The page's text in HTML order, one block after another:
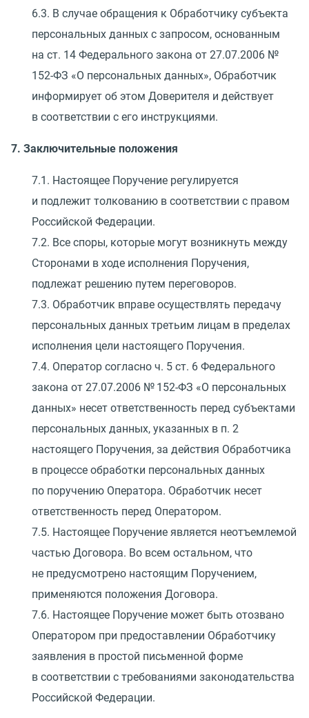
6.3. В случае обращения к Обработчику субъекта
персональных данных с запросом, основанным
на ст. 14 Федерального закона от 27.07.2006 №
152-ФЗ «О персональных данных», Обработчик
информирует об этом Доверителя и действует
в соответствии с его инструкциями.
7. Заключительные положения
7.1. Настоящее Поручение регулируется
и подлежит толкованию в соответствии с правом
Российской Федерации.
7.2. Все споры, которые могут возникнуть между
Сторонами в ходе исполнения Поручения,
подлежат решению путем переговоров.
7.3. Обработчик вправе осуществлять передачу
персональных данных третьим лицам в пределах
исполнения цели настоящего Поручения.
7.4. Оператор согласно ч. 5 ст. 6 Федерального
закона от 27.07.2006 № 152-ФЗ «О персональных
данных» несет ответственность перед субъектами
персональных данных, указанных в п. 2
настоящего Поручения, за действия Обработчика
в процессе обработки персональных данных
по поручению Оператора. Обработчик несет
ответственность перед Оператором.
7.5. Настоящее Поручение является неотъемлемой
частью Договора. Во всем остальном, что
не предусмотрено настоящим Поручением,
применяются положения Договора.
7.6. Настоящее Поручение может быть отозвано
Оператором при предоставлении Обработчику
заявления в простой письменной форме
в соответствии с требованиями законодательства
Российской Федерации.